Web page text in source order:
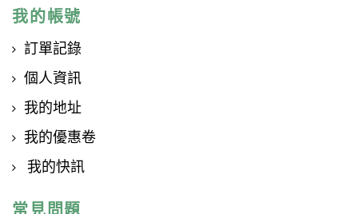
我的帳號
訂單記錄
個人資訊
我的地址
我的優惠卷
我的快訊
常見問題